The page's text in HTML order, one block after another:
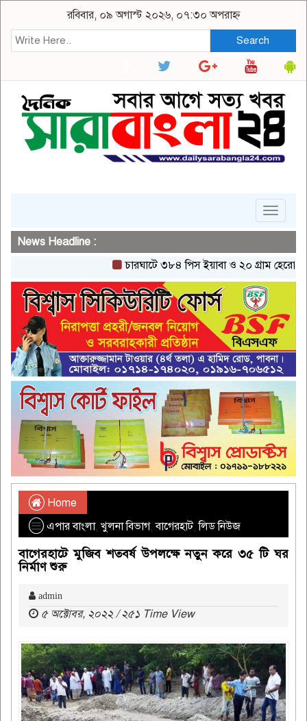
রবিবার, ০৯ অগাস্ট ২০২৬, ০৭:৩০ অপরাহ্ন
Search
Toggle
News Headline :
চারঘাটে ৩৮৪ পিস ইয়াবা ও ২০ গ্রাম হেরোইনসহ
Home
এপার বাংলা, খুলনা বিভাগ,বাগেরহাট,লিড নিউজ
বাগেরহাটে মুজিব শতবর্ষ উপলক্ষে নতুন করে ৩৫ টি ঘর
নির্মাণ শুরু
admin
৫ অক্টোবর, ২০২২ / ২৫১ Time View